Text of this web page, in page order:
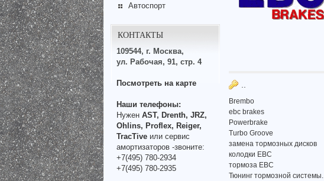
Автоспорт
КОНТАКТЫ
109544, г. Москва,
ул. Рабочая, 91, стр. 4
Посмотреть на карте
Наши телефоны:
Нужен AST, Drenth, JRZ,
Ohlins, Proflex, Reiger,
TracTive или сервис
амортизаторов -звоните:
+7(495) 780-2934
+7(495) 780-2935
Brembo
ebc brakes
Powerbrake
Turbo Groove
замена тормозных дисков
колодки EBC
тормоза EBC
Тюнинг тормозной системы.